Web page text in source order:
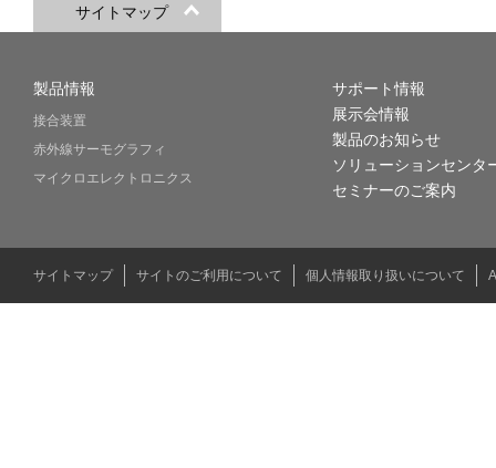
サイトマップ
製品情報
接合装置
赤外線サーモグラフィ
マイクロエレクトロニクス
サポート情報
展示会情報
製品のお知らせ
ソリューションセンタ
セミナーのご案内
サイトマップ サイトのご利用について 個人情報取り扱いについて